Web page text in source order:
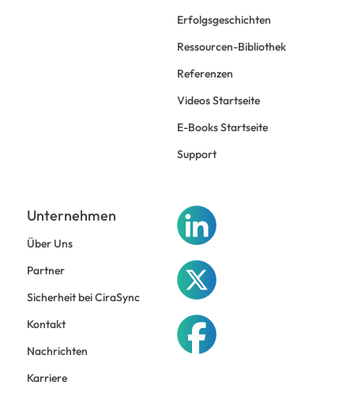
Erfolgsgeschichten
Ressourcen-Bibliothek
Referenzen
Videos Startseite
E-Books Startseite
Support
Unternehmen
Über Uns
Partner
Sicherheit bei CiraSync
Kontakt
Nachrichten
Karriere